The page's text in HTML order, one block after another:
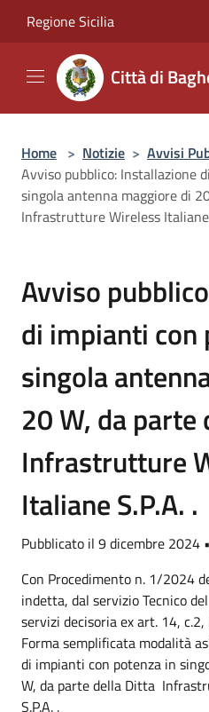
Regione Sicilia
Città di
Home > Notizie > Avvisi
Avviso pubblico: Installazione
singola antenna maggiore di
Infrastrutture Wireless Italiane
Avviso
di impianti con
singola
20 W, da
Infrastrutture
Italiane S.P.A. .
Pubblicato il 9 dicembre 2024 •
Con Procedimento n. 1/2024
indetta, dal servizio Tecnico
servizi decisoria ex art. 14,
Forma semplificata modalità
di impianti con potenza in
W, da parte della Ditta
S.P.A. .